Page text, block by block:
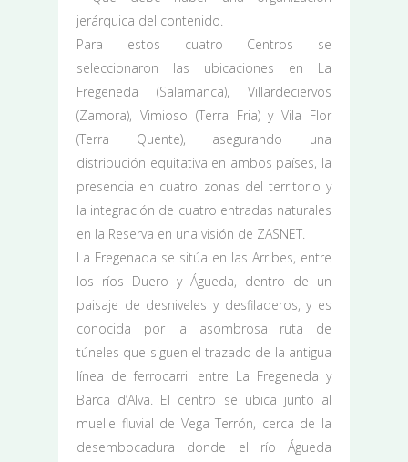
jerárquica del contenido.
Para estos cuatro Centros se
seleccionaron las ubicaciones en La
Fregeneda (Salamanca), Villardeciervos
(Zamora), Vimioso (Terra Fria) y Vila Flor
(Terra Quente), asegurando una
distribución equitativa en ambos países, la
presencia en cuatro zonas del territorio y
la integración de cuatro entradas naturales
en la Reserva en una visión de ZASNET.
La Fregenada se sitúa en las Arribes, entre
los ríos Duero y Águeda, dentro de un
paisaje de desniveles y desfiladeros, y es
conocida por la asombrosa ruta de
túneles que siguen el trazado de la antigua
línea de ferrocarril entre La Fregeneda y
Barca d’Alva. El centro se ubica junto al
muelle fluvial de Vega Terrón, cerca de la
desembocadura donde el río Águeda